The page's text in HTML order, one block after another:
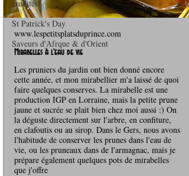
crudités
St Patrick's Day
Saveurs d'Afrque & d'Orient
www.lespetitsplatsduprince.com
Mirabelles à l'eau de vie
Les pruniers du jardin ont bien donné encore
cette année, et mon mirabellier m'a laissé de quoi
faire quelques conserves. La mirabelle est une
production IGP en Lorraine, mais la petite prune
jaune et sucrée se plait bien chez moi aussi :) On
la déguste directement sur l'arbre, en confiture,
en clafoutis ou au sirop. Dans le Gers, nous avons
l'habitude de conserver les prunes dans l'eau de
vie, ou les pruneaux dans de l'armagnac, mais je
prépare également quelques pots de mirabelles
que j'offre